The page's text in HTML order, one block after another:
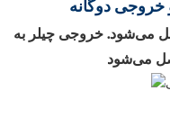
می‌شود. خروجی چیلر به